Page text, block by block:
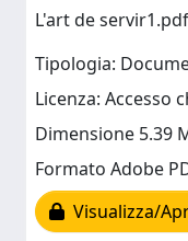
L'art de servir1.pdf
Tipologia:
Licenza: Accesso
Dimensione 5.39
Formato Adobe
Visualizza/